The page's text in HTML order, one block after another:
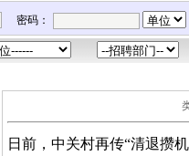
密码：
日前，中关村再传“清退攒